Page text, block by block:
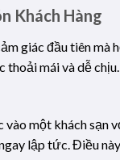
Khách Hàng
giác đầu tiên
thoải mái và dễ
một khách sạn
lập tức. Điều